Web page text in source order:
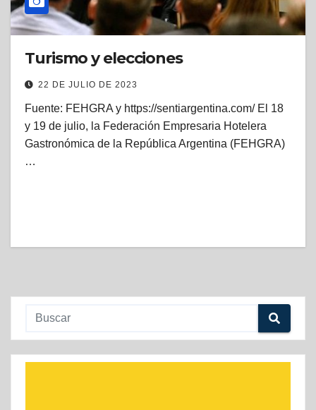
Turismo y elecciones
22 DE JULIO DE 2023
Fuente: FEHGRA y https://sentiargentina.com/ El 18
y 19 de julio, la Federación Empresaria Hotelera
Gastronómica de la República Argentina (FEHGRA)
…